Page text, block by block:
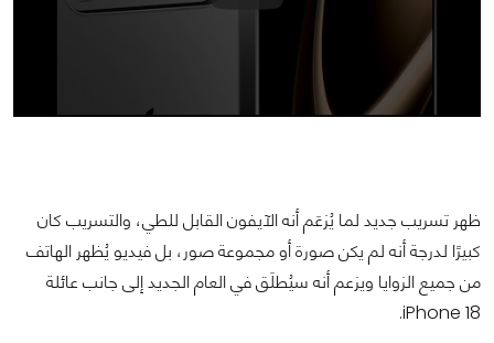
ظهر تسريب جديد لما يُزعَم أنه الآيفون القابل للطي، والتسريب كان
كبيرًا لدرجة أنه لم يكن صورة أو مجموعة صور، بل فيديو يُظهر الهاتف
من جميع الزوايا ويزعم أنه سيُطلَق في العام الجديد إلى جانب عائلة
iPhone 18.